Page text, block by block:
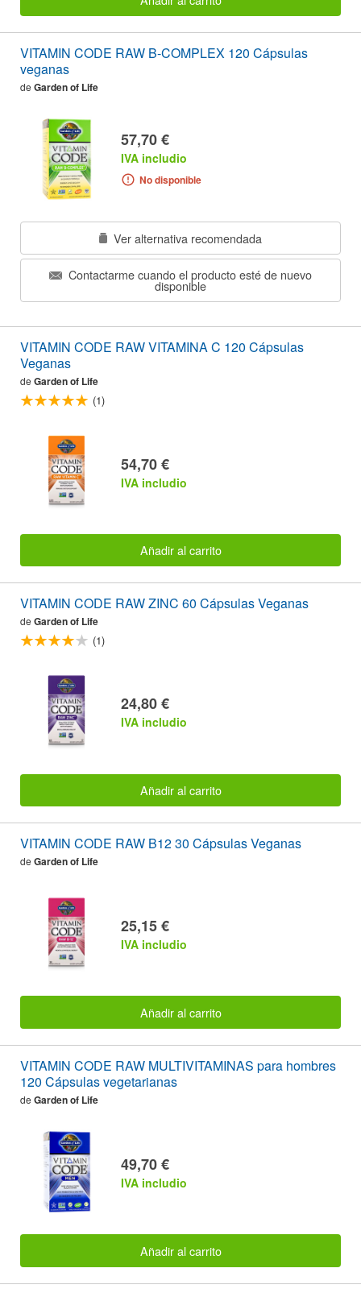
VITAMIN CODE RAW B-COMPLEX 120 Cápsulas
veganas
de Garden of Life
57,70 €
IVA includio
No disponible
Ver alternativa recomendada
Contactarme cuando el producto esté de nuevo
disponible
VITAMIN CODE RAW VITAMINA C 120 Cápsulas
Veganas
de Garden of Life
(1)
54,70 €
IVA includio
Añadir al carrito
VITAMIN CODE RAW ZINC 60 Cápsulas Veganas
de Garden of Life
(1)
24,80 €
IVA includio
Añadir al carrito
VITAMIN CODE RAW B12 30 Cápsulas Veganas
de Garden of Life
25,15 €
IVA includio
Añadir al carrito
VITAMIN CODE RAW MULTIVITAMINAS para hombres
120 Cápsulas vegetarianas
de Garden of Life
49,70 €
IVA includio
Añadir al carrito